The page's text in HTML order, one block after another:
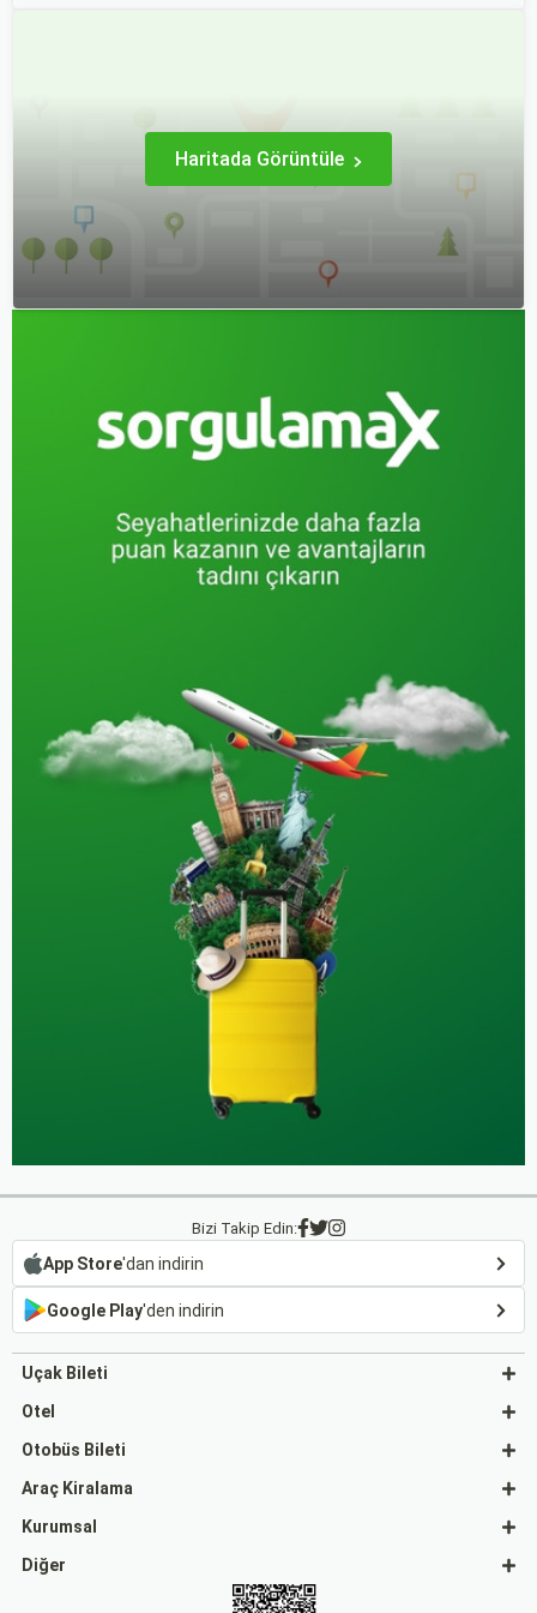
Haritada Görüntüle
Bizi Takip Edin:
App Store'dan indirin
Google Play'den indirin
Uçak Bileti
Otel
Otobüs Bileti
Araç Kiralama
Kurumsal
Diğer